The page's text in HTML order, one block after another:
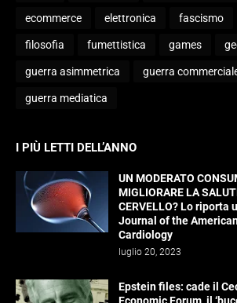
ecommerce elettronica fascismo
filosofia fumettistica games
guerra asimmetrica guerra
guerra mediatica
I PIÙ LETTI DELL’ANNO
UN MODERATO
MIGLIORARE LA
CERVELLO? Lo riporta
Journal of the
Cardiology
luglio 20, 2023
Epstein files: cade il